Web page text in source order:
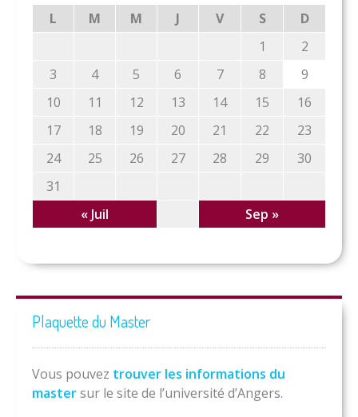
L M M J V S
D
1
2
3
4 5 6 7 8
9
10
11 12 13 14 15
16
17
18 19 20 21 22
23
24
25 26 27 28 29
30
31
« Juil
Sep »
Plaquette du Master
Vous pouvez trouver les informations du
mastersur le site de l’université d’Angers.